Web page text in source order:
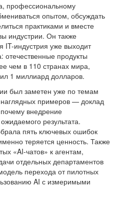
профессиональному
опытом, обсуждать
практиками и вместе
индустрии. Он также
IT-индустрия уже выходит
отечественные продукты
чем в 110 странах мира,
1 миллиард долларов.
был заметен уже по темам
примеров — доклад
внедрение
результата.
пять ключевых ошибок
теряется ценность. Также
«AI-чатов» к агентам,
отдельных департаментов
перехода от пилотных
AI с измеримыми